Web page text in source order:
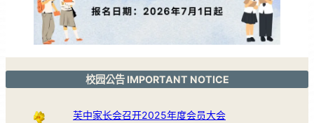
校园公告 IMPORTANT NOTICE
芙中家长会召开2025年度会员大会